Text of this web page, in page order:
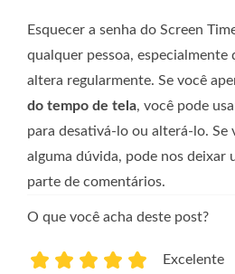
Esquecer a senha do Screen
qualquer pessoa, especialmente
altera regularmente. Se você
do tempo de tela, você pode
para desativá-lo ou alterá-lo. Se
alguma dúvida, pode nos deixar
parte de comentários.
O que você acha deste post?
Excelente